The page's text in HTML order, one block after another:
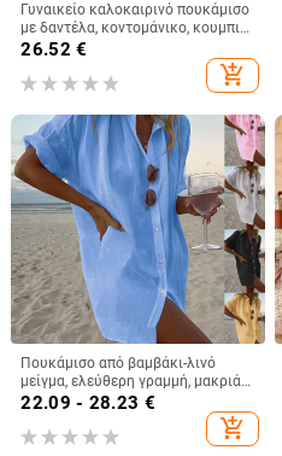
Γυναικείο καλοκαιρινό πουκάμισο
με δαντέλα, κοντομάνικο, κουμπιά,
φλοράλ μοτίβο, στρογγυλή
βαμβάκι-πολυεστέρας
26.52 €
add_shopping_cart
Πουκάμισο από βαμβάκι-λινό
μείγμα, ελεύθερη γραμμή, μακριά
μανίκια, γιακά τύπου λαπέλ,
λογοτεχνικό ρετρό
22.09 - 28.23 €
add_shopping_cart